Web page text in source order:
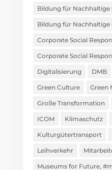
Bildung für Nachhaltige
Bildung für
Corporate Social
Corporate Social
Digitalisierung DMB
Green Culture Green
Große Transformation
ICOM Klimaschutz
Kulturgütertransport
Leihverkehr
Museums for Future,